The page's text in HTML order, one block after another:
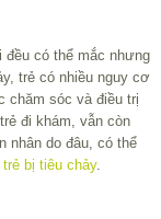
đều có thể mắc nhưng
trẻ có nhiều nguy cơ
chăm sóc và điều trị
đi khám, vẫn còn
nhân do đâu, có thể
trẻ bị tiêu chảy.